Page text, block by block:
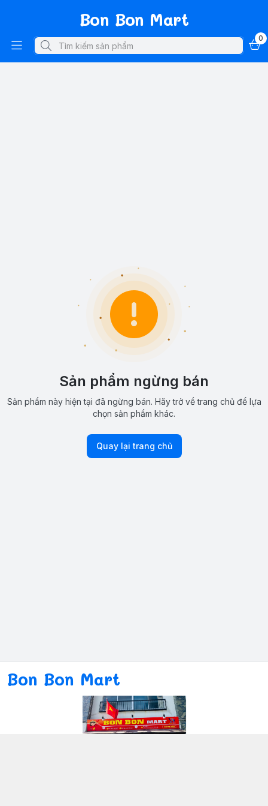
Bon Bon Mart
0
Sản phẩm ngừng bán
Sản phẩm này hiện tại đã ngừng bán. Hãy trở về trang chủ để lựa
chọn sản phẩm khác.
Quay lại trang chủ
Bon Bon Mart